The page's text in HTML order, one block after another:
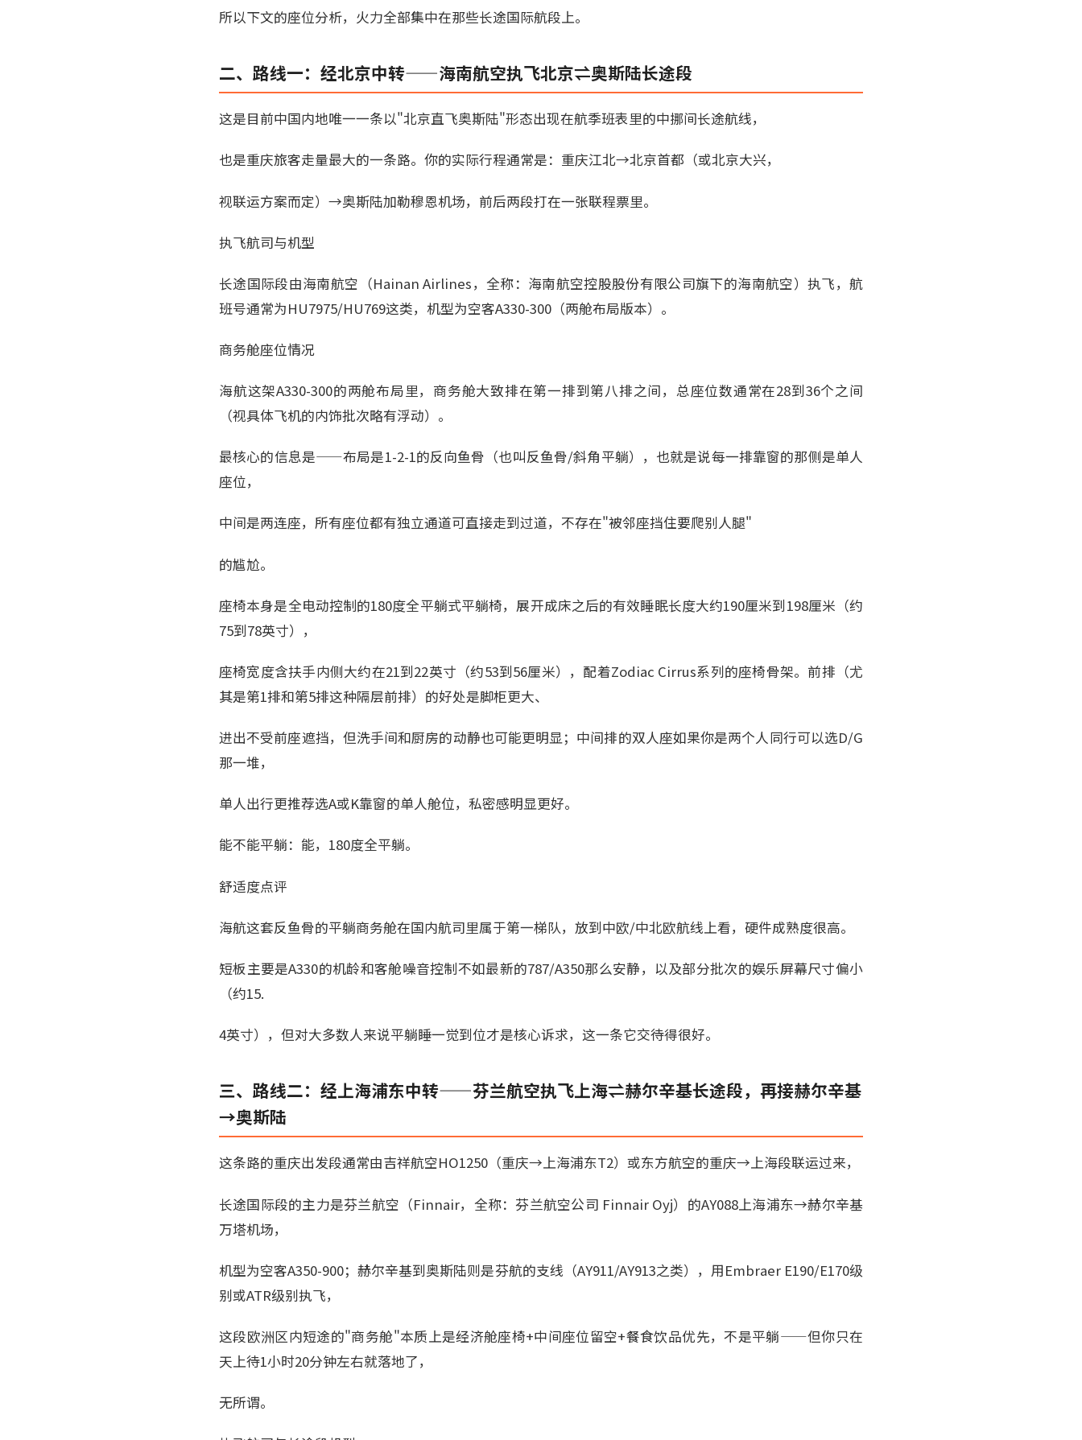
所以下文的座位分析，火力全部集中在那些长途国际航段上。
二、路线一：经北京中转——海南航空执飞北京⇌奥斯陆长途段
这是目前中国内地唯一一条以"北京直飞奥斯陆"形态出现在航季班表里的中挪间长途航线，
也是重庆旅客走量最大的一条路。你的实际行程通常是：重庆江北→北京首都（或北京大兴，
视联运方案而定）→奥斯陆加勒穆恩机场，前后两段打在一张联程票里。
执飞航司与机型
长途国际段由海南航空（Hainan Airlines，全称：海南航空控股股份有限公司旗下的海南航空）执飞，航
班号通常为HU7975/HU769这类，机型为空客A330-300（两舱布局版本）。
商务舱座位情况
海航这架A330-300的两舱布局里，商务舱大致排在第一排到第八排之间，总座位数通常在28到36个之间
（视具体飞机的内饰批次略有浮动）。
最核心的信息是——布局是1-2-1的反向鱼骨（也叫反鱼骨/斜角平躺），也就是说每一排靠窗的那侧是单人
座位，
中间是两连座，所有座位都有独立通道可直接走到过道，不存在"被邻座挡住要爬别人腿"
的尴尬。
座椅本身是全电动控制的180度全平躺式平躺椅，展开成床之后的有效睡眠长度大约190厘米到198厘米（约
75到78英寸），
座椅宽度含扶手内侧大约在21到22英寸（约53到56厘米），配着Zodiac Cirrus系列的座椅骨架。前排（尤
其是第1排和第5排这种隔层前排）的好处是脚柜更大、
进出不受前座遮挡，但洗手间和厨房的动静也可能更明显；中间排的双人座如果你是两个人同行可以选D/G
那一堆，
单人出行更推荐选A或K靠窗的单人舱位，私密感明显更好。
能不能平躺：能，180度全平躺。
舒适度点评
海航这套反鱼骨的平躺商务舱在国内航司里属于第一梯队，放到中欧/中北欧航线上看，硬件成熟度很高。
短板主要是A330的机龄和客舱噪音控制不如最新的787/A350那么安静，以及部分批次的娱乐屏幕尺寸偏小
（约15.
4英寸），但对大多数人来说平躺睡一觉到位才是核心诉求，这一条它交待得很好。
三、路线二：经上海浦东中转——芬兰航空执飞上海⇌赫尔辛基长途段，再接赫尔辛基
→奥斯陆
这条路的重庆出发段通常由吉祥航空HO1250（重庆→上海浦东T2）或东方航空的重庆→上海段联运过来，
长途国际段的主力是芬兰航空（Finnair，全称：芬兰航空公司 Finnair Oyj）的AY088上海浦东→赫尔辛基
万塔机场，
机型为空客A350-900；赫尔辛基到奥斯陆则是芬航的支线（AY911/AY913之类），用Embraer E190/E170级
别或ATR级别执飞，
这段欧洲区内短途的"商务舱"本质上是经济舱座椅+中间座位留空+餐食饮品优先，不是平躺——但你只在
天上待1小时20分钟左右就落地了，
无所谓。